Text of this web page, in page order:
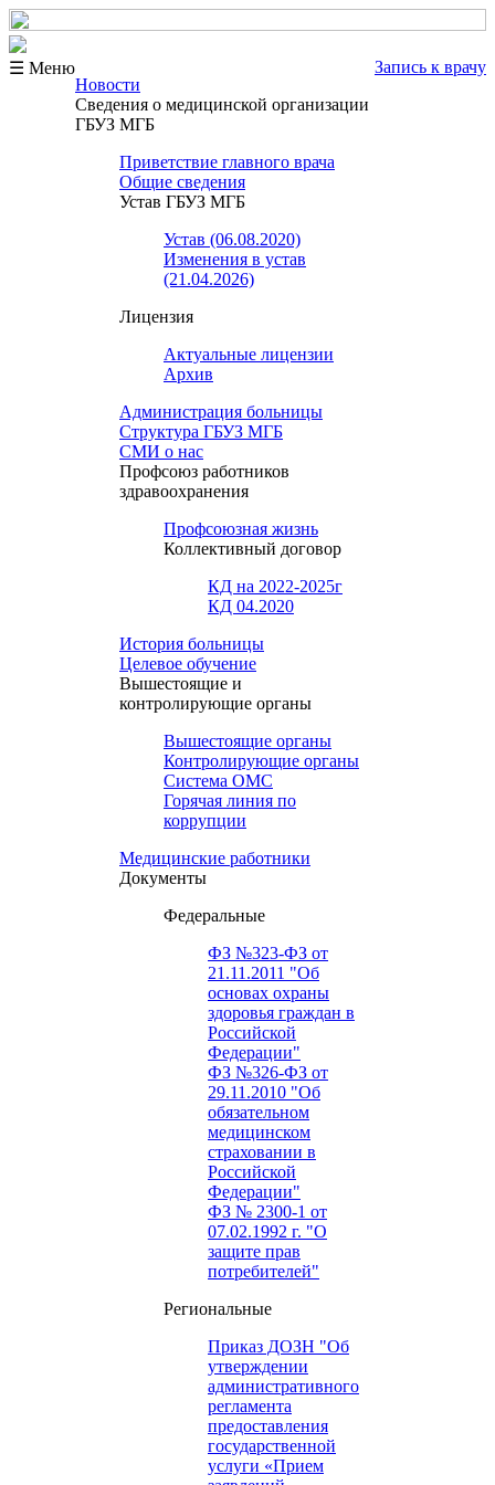
☰ Меню
Запись к врачу
Новости
Сведения о медицинской организации
ГБУЗ МГБ
Приветствие главного врача
Общие сведения
Устав ГБУЗ МГБ
Устав (06.08.2020)
Изменения в устав
(21.04.2026)
Лицензия
Актуальные лицензии
Архив
Администрация больницы
Структура ГБУЗ МГБ
СМИ о нас
Профсоюз работников
здравоохранения
Профсоюзная жизнь
Коллективный договор
КД на 2022-2025г
КД 04.2020
История больницы
Целевое обучение
Вышестоящие и
контролирующие органы
Вышестоящие органы
Контролирующие органы
Система ОМС
Горячая линия по
коррупции
Медицинские работники
Документы
Федеральные
ФЗ №323-ФЗ от
21.11.2011 "Об
основах охраны
здоровья граждан в
Российской
Федерации"
ФЗ №326-ФЗ от
29.11.2010 "Об
обязательном
медицинском
страховании в
Российской
Федерации"
ФЗ № 2300-1 от
07.02.1992 г. "О
защите прав
потребителей"
Региональные
Приказ ДОЗН "Об
утверждении
административного
регламента
предоставления
государственной
услуги «Прием